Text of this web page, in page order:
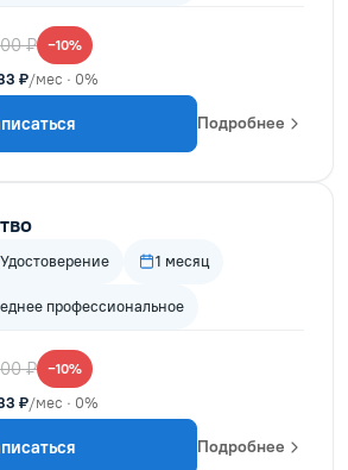
₽ −10%
₽/мес · 0%
Подробнее
Удостоверение 1 месяц
профессиональное
₽ −10%
₽/мес · 0%
Подробнее